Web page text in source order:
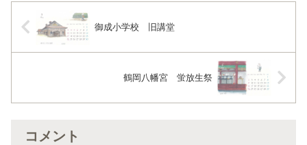
御成小学校 旧講堂
鶴岡八幡宮 蛍放生祭
コメント